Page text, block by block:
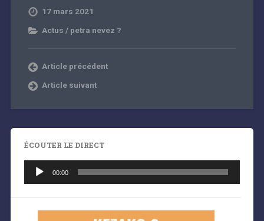
17 mars 2021
Actus / petra nevez ?
Article précédent
Article suivant
ÉCOUTER LE DIRECT
Lecteur
audio
00:00